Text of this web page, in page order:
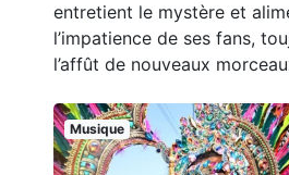
entretient le mystère et
l’impatience de ses fans,
l’affût de nouveaux
Musique